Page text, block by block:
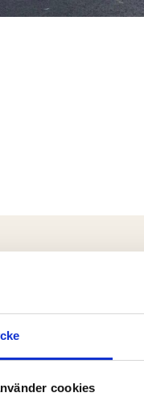
cookies
x 2550mm